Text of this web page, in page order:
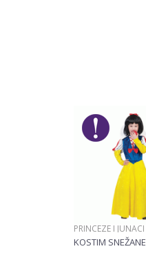
POŠALJI
PRINCEZE I JUNACI
KOSTIM SNEŽANE